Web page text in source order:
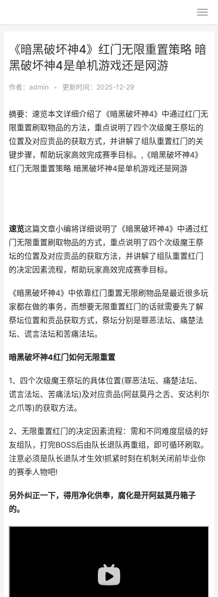
《暗黑破坏神4》红门无限重置策略 暗
黑破坏神4是单机游戏还是网游
作者： admin • 更新时间：2025-12-29
摘要：速览本文详细介绍了《暗黑破坏神4》中通过红门无
限重置刷取物品的方法，重点说明了四个次级魔王祭坛的
位置及对应贡品的获取方式，并讲解了组队重置红门的关
键步骤，帮助玩家高效完成赛季目标。,《暗黑破坏神4》
红门无限重置策略 暗黑破坏神4是单机游戏还是网游
速览这篇文章小编将详细说明了《暗黑破坏神4》中通过红
门无限重置刷取物品的方式，重点说明了四个次级魔王祭
坛的位置及对应贡品的获取方法，并讲解了组队重置红门
的决定因素流程，帮助玩家高效完成赛季目标。
《暗黑破坏神4》中依靠红门重置无限刷物品是最近很多玩
家都在做的事务，而想要无限重置红门的话就需要先了解
祭坛位置和贡品获取方式，祭坛分别是罪恶法坛、痛楚法
坛、谎言法坛和苦痛法坛。
暗黑破坏神4红门如何无限重置
1、四个次级魔王祭坛的具体位置(罪恶法坛、痛楚法坛、
谎言法坛、苦痛法坛)及对应贡品(阿兹莫丹之舌、安达利尔
之爪等)的获取方法。
2、无限重置红门的决定因素流程：需和不同难度层级的好
友组队，打完BOSS后由队长退队再重组，即可循环刷取。
注意必须是队长退队才生效!抓紧时刻在机制关闭前毕业你
的赛季人物吧!
另外纠正一下， 得用净化供奉，腐化是开阿兹莫丹箱子
的。